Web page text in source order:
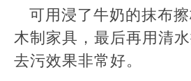
可用浸了牛奶的抹布
木制家具，最后再用清
去污效果非常好。